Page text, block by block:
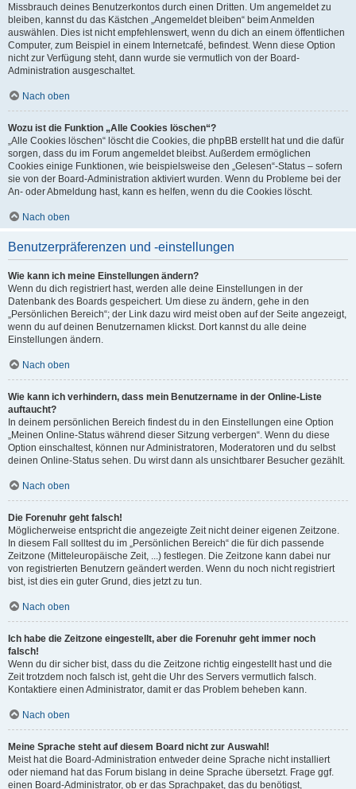
Missbrauch deines Benutzerkontos durch einen Dritten. Um angemeldet zu
bleiben, kannst du das Kästchen „Angemeldet bleiben“ beim Anmelden
auswählen. Dies ist nicht empfehlenswert, wenn du dich an einem öffentlichen
Computer, zum Beispiel in einem Internetcafé, befindest. Wenn diese Option
nicht zur Verfügung steht, dann wurde sie vermutlich von der Board-
Administration ausgeschaltet.
Nach oben
Wozu ist die Funktion „Alle Cookies löschen“?
„Alle Cookies löschen“ löscht die Cookies, die phpBB erstellt hat und die dafür
sorgen, dass du im Forum angemeldet bleibst. Außerdem ermöglichen
Cookies einige Funktionen, wie beispielsweise den „Gelesen“-Status – sofern
sie von der Board-Administration aktiviert wurden. Wenn du Probleme bei der
An- oder Abmeldung hast, kann es helfen, wenn du die Cookies löscht.
Nach oben
Benutzerpräferenzen und -einstellungen
Wie kann ich meine Einstellungen ändern?
Wenn du dich registriert hast, werden alle deine Einstellungen in der
Datenbank des Boards gespeichert. Um diese zu ändern, gehe in den
„Persönlichen Bereich“; der Link dazu wird meist oben auf der Seite angezeigt,
wenn du auf deinen Benutzernamen klickst. Dort kannst du alle deine
Einstellungen ändern.
Nach oben
Wie kann ich verhindern, dass mein Benutzername in der Online-Liste
auftaucht?
In deinem persönlichen Bereich findest du in den Einstellungen eine Option
„Meinen Online-Status während dieser Sitzung verbergen“. Wenn du diese
Option einschaltest, können nur Administratoren, Moderatoren und du selbst
deinen Online-Status sehen. Du wirst dann als unsichtbarer Besucher gezählt.
Nach oben
Die Forenuhr geht falsch!
Möglicherweise entspricht die angezeigte Zeit nicht deiner eigenen Zeitzone.
In diesem Fall solltest du im „Persönlichen Bereich“ die für dich passende
Zeitzone (Mitteleuropäische Zeit, ...) festlegen. Die Zeitzone kann dabei nur
von registrierten Benutzern geändert werden. Wenn du noch nicht registriert
bist, ist dies ein guter Grund, dies jetzt zu tun.
Nach oben
Ich habe die Zeitzone eingestellt, aber die Forenuhr geht immer noch
falsch!
Wenn du dir sicher bist, dass du die Zeitzone richtig eingestellt hast und die
Zeit trotzdem noch falsch ist, geht die Uhr des Servers vermutlich falsch.
Kontaktiere einen Administrator, damit er das Problem beheben kann.
Nach oben
Meine Sprache steht auf diesem Board nicht zur Auswahl!
Meist hat die Board-Administration entweder deine Sprache nicht installiert
oder niemand hat das Forum bislang in deine Sprache übersetzt. Frage ggf.
einen Board-Administrator, ob er das Sprachpaket, das du benötigst,